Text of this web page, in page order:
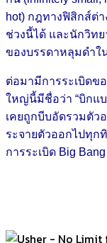
hot) กฎทางฟิสิกส์ต่
ช่วงนี้ได้ และนักวิทย
ของบรรดาหลุมดำใ
ต่อมามีการระเบิดข
ใหญ่นี้มีชื่อว่า “บิกแบ
เคยถูกบีบอัดรวมตัว
ระจายตัวออกไปทุก
การระเบิด Big